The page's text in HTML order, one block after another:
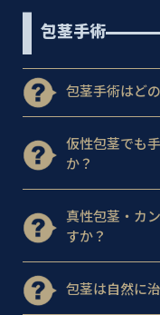
包茎手術
包茎手術はど
仮性包茎でも
か？
真性包茎・カ
すか？
包茎は自然に